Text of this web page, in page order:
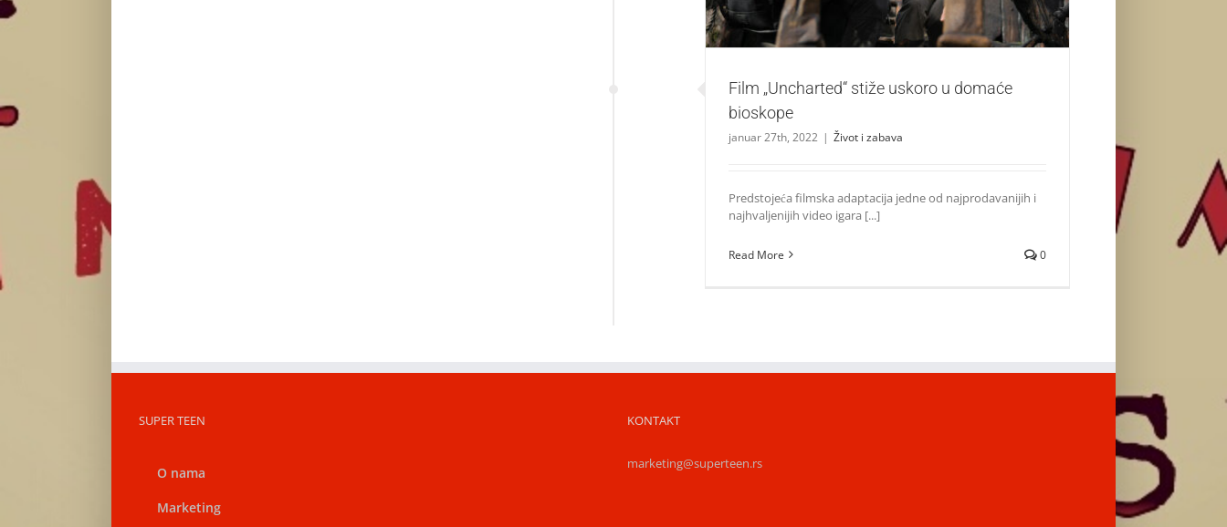
Film „Uncharted“ stiže uskoro u domaće
bioskope
januar 27th, 2022 | Život i zabava
Predstojeća filmska adaptacija jedne od najprodavanijih i
najhvaljenijih video igara [...]
Read More 0
SUPER TEEN
O nama
Marketing
KONTAKT
marketing@superteen.rs